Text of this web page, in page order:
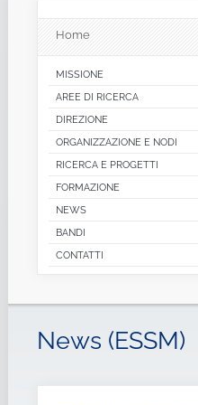
Home
MISSIONE
AREE DI RICERCA
DIREZIONE
ORGANIZZAZIONE E NODI
RICERCA E PROGETTI
FORMAZIONE
NEWS
BANDI
CONTATTI
News (ESSM)